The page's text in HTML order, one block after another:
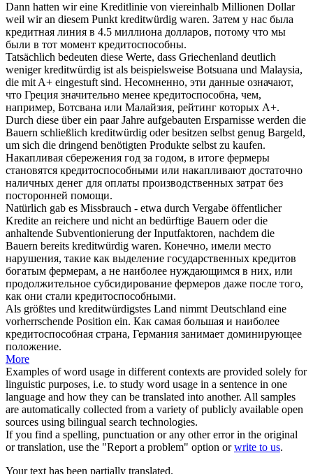
Dann hatten wir eine Kreditlinie von viereinhalb Millionen Dollar
weil wir an diesem Punkt kreditwürdig waren. Затем у нас была
кредитная линия в 4.5 миллиона долларов, потому что мы
были в тот момент кредитоспособны.
Tatsächlich bedeuten diese Werte, dass Griechenland deutlich
wenigerkreditwürdig ist als beispielsweise Botsuana und Malaysia,
die mit A+ eingestuft sind. Несомненно, эти данные означают,
что Греция значительно менее кредитоспособна, чем,
например, Ботсвана или Малайзия, рейтинг которых A+.
Durch diese über ein paar Jahre aufgebauten Ersparnisse werden die
Bauern schließlich kreditwürdig oder besitzen selbst genug Bargeld,
um sich die dringend benötigten Produkte selbst zu kaufen.
Накапливая сбережения год за годом, в итоге фермеры
становятся кредитоспособными или накапливают достаточно
наличных денег для оплаты производственных затрат без
посторонней помощи.
Natürlich gab es Missbrauch - etwa durch Vergabe öffentlicher
Kredite an reichere und nicht an bedürftige Bauern oder die
anhaltende Subventionierung der Inputfaktoren, nachdem die
Bauern bereits kreditwürdig waren. Конечно, имели место
нарушения, такие как выделение государственных кредитов
богатым фермерам, а не наиболее нуждающимся в них, или
продолжительное субсидирование фермеров даже после того,
как они стали кредитоспособными.
Als größtes und kreditwürdigstes Land nimmt Deutschland eine
vorherrschende Position ein. Как самая большая и наиболее
кредитоспособная страна, Германия занимает доминирующее
положение.
More
Examples of word usage in different contexts are provided solely for
linguistic purposes, i.e. to study word usage in a sentence in one
language and how they can be translated into another. All samples
are automatically collected from a variety of publicly available open
sources using bilingual search technologies.
If you find a spelling, punctuation or any other error in the original
or translation, use the "Report a problem" option orwrite to us.
Your text has been partially translated.